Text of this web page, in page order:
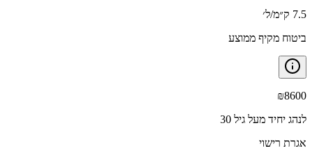
7.5 ק״מ/ל׳
ביטוח מקיף ממוצע
₪8600
לנהג יחיד מעל גיל 30
אגרת רישוי